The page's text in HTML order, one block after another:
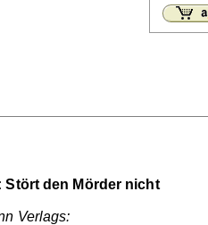
Stört den Mörder nicht
Verlags: